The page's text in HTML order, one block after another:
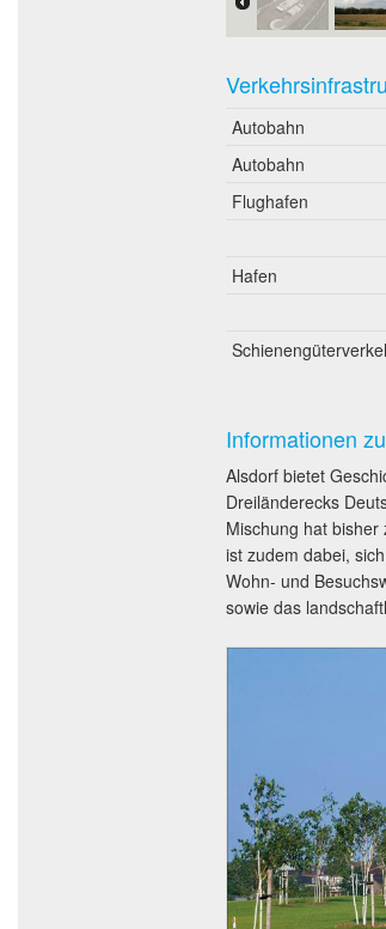
Autobahn
Autobahn
Flughafen
Hafen
Informationen
Alsdorf bietet
Dreiländerecks
Mischung hat
ist zudem dabei,
Wohn- und
sowie das